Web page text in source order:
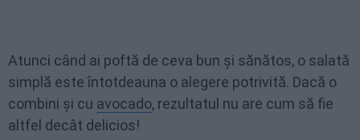
Atunci când ai poftă de ceva bun și sănătos, o salată
simplă este întotdeauna o alegere potrivită. Dacă o
combini și cu avocado, rezultatul nu are cum să fie
altfel decât delicios!